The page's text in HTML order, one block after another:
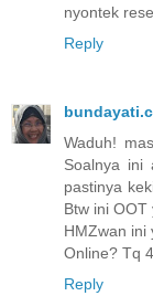
nyontek
Reply
Waduh!
Soalnya ini
pastinya
Btw ini
HMZwan ini
Online? Tq
Reply